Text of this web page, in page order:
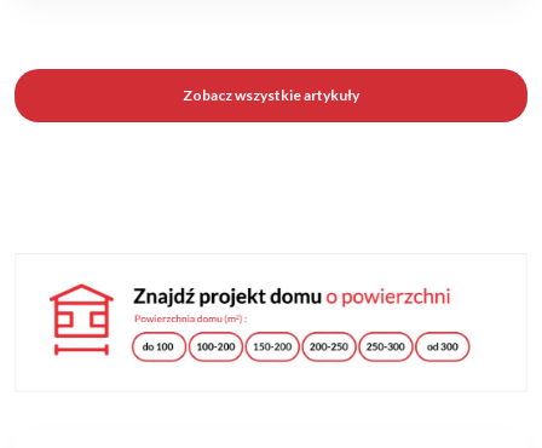
Zobacz wszystkie artykuły